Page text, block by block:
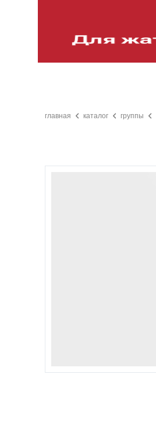
главная каталог группы